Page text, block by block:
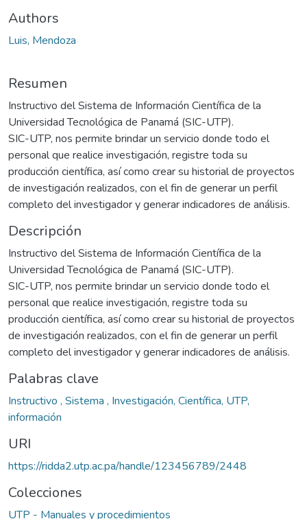
Authors
Luis, Mendoza
Resumen
Instructivo del Sistema de Información Científica de la
Universidad Tecnológica de Panamá (SIC-UTP).
SIC-UTP, nos permite brindar un servicio donde todo el
personal que realice investigación, registre toda su
producción científica, así como crear su historial de proyectos
de investigación realizados, con el fin de generar un perfil
completo del investigador y generar indicadores de análisis.
Descripción
Instructivo del Sistema de Información Científica de la
Universidad Tecnológica de Panamá (SIC-UTP).
SIC-UTP, nos permite brindar un servicio donde todo el
personal que realice investigación, registre toda su
producción científica, así como crear su historial de proyectos
de investigación realizados, con el fin de generar un perfil
completo del investigador y generar indicadores de análisis.
Palabras clave
Instructivo , Sistema , Investigación, Científica, UTP,
información
URI
https://ridda2.utp.ac.pa/handle/123456789/2448
Colecciones
UTP - Manuales y procedimientos